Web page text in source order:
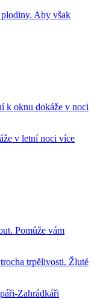
plodiny. Aby však
k oknu dokáže v noci
v letní noci více
Pomůže vám
trpělivosti. Žluté
Zahrádkáři